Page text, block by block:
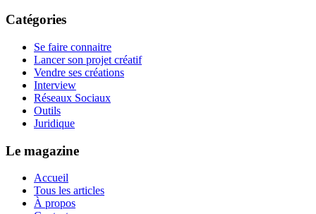
Catégories
Se faire connaitre
Lancer son projet créatif
Vendre ses créations
Interview
Réseaux Sociaux
Outils
Juridique
Le magazine
Accueil
Tous les articles
À propos